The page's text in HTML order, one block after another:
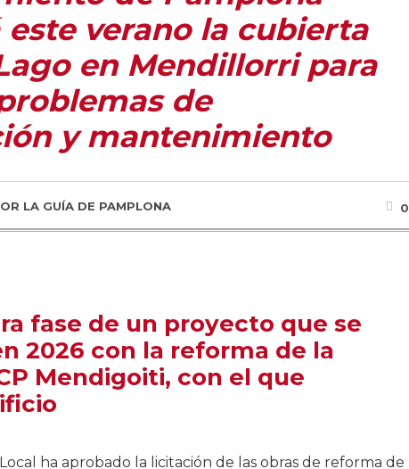
verano la cubierta
en Mendillorri para
de
y mantenimiento
LA GUÍA DE PAMPLONA 0
fase de un proyecto que se
2026 con la reforma de la
Mendigoiti, con el que
ha aprobado la licitación de las obras de reforma de